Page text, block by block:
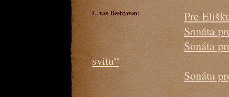
L. van Beehtoven:
Pre
Sonáta
Sonáta
svitu“
Sonáta